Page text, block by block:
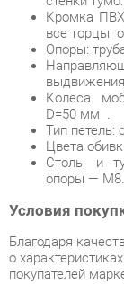
Колеса
D=50 мм .
Тип петель:
Цвета
Столы и
опоры — М8.
Условия покупки
Благодаря
о
покупателей
мя ящиками Рива
CONCEPT
по цене со
составит труда.